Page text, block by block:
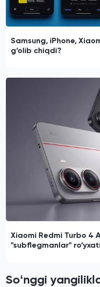
Samsung, iPhone,
g‘olib chiqdi?
Xiaomi Redmi Turbo 4
"subflegmanlar"
Soʻnggi